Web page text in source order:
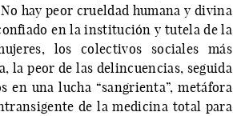
hay peor crueldad humana y divina
en la institución y tutela de la
los colectivos sociales más
la peor de las delincuencias, seguida
una lucha “sangrienta”, metáfora
de la medicina total para